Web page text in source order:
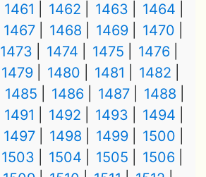
1461 1462 1463
1464
1467 1468 1469
1470
1473 1474 1475
1476
1479 1480 1481
1482
1485 1486 1487
1488
1491 1492 1493
1494
1497 1498 1499
1500
1503 1504 1505
1506